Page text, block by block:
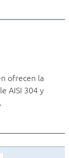
ofrecen la
AISI 304 y